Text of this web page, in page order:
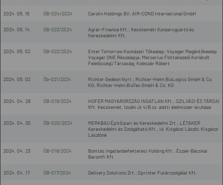
2024. 05. 15 ÖB-024/2024 Carolin Holdings BV; AIR-COND International GmbH
2024. 05. 14 ÖB-023/2024
Agrár-Finance Kft.; Kecskeméti Konzervgyártó és
Kereskedelmi Kft.
2024. 05. 02 ÖB-022/2024
Enter Tomorrow Kockázati Tőkealap; Voyager Magántőkealap
Voyager ONE Részalapja; Mercarius Flottakezelő Korlátolt
Felelősségű Társaság; Koleszár Róbert
2024. 05. 02 Öb-021/2024
Richter Gedeon Nyrt.; Richter-Helm BioLogics GmbH & Co.
KG; Richter-Helm BioTec GmbH & Co. KG
2024. 04. 29 ÖB-019/2024
HOFER MAGYARORSZÁG INGATLAN Kft.; SZILVÁSI ÉS TÁRSAI
Kft. Kecskemét, Izsáki út 4/B sz. alatti élelmiszer-áruháza
2024. 04. 30 ÖB-020/2024
MERKBAU Építőipari és Kereskedelmi Zrt.; LÉTAKER
Kereskedelmi és Szolgáltató Kft., id. Kisgéczi László; Kisgéczi
Lászlóné
2024. 04. 23 ÖB-018/2024
Bonitás Ingatlanbefektetési Holding Kft.; Észak-Bácskai
Baromfi Kft.
2024. 04. 17 ÖB-017/2024 Delivery Solutions Zrt.; Sprinter Futárszolgálat Kft.